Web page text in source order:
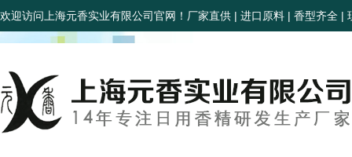
欢迎访问上海元香实业有限公司官网！厂家直供 | 进口原料 | 香型齐全 |